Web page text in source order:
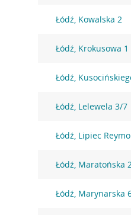
Łódź, Kowalska 2
Łódź, Krokusowa 1
Łódź,
Łódź, Lelewela 3/7
Łódź, Lipiec
Łódź, Maratońska
Łódź, Marynarska